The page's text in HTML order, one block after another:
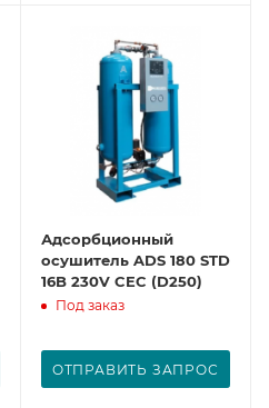
Адсорбционный
осушитель ADS 180 STD
16B 230V CEC (D250)
Под заказ
ОТПРАВИТЬ ЗАПРОС